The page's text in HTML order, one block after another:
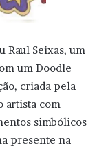
Raul Seixas, um
um Doodle
criada pela
artista com
simbólicos
presente na